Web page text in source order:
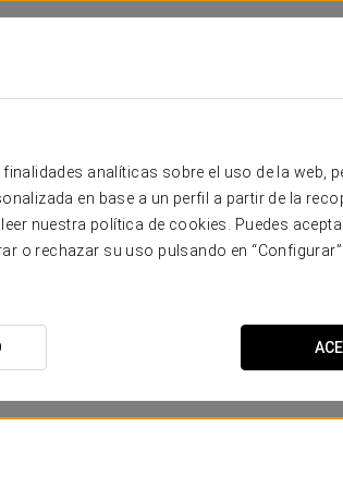
analíticas sobre el uso de la web,
en base a un perfil a partir de la
nuestra política de cookies. Puedes
o rechazar su uso pulsando en “Configurar”.
para garantizar todo el confort y la
bañera de hidromasaje, 6
tu estancia en una experiencia única y